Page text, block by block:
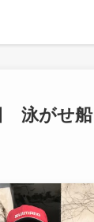
泳がせ船